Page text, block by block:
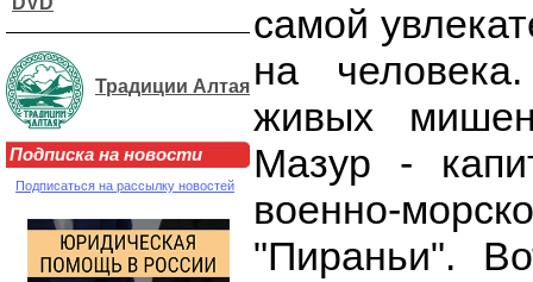
Традиции Алтая
Подписка на новости
Подписаться на рассылку новостей
самой
на
живых
Мазур -
военно-
"Пираньи".